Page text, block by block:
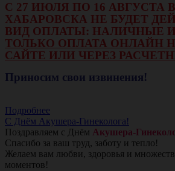
С 27 ИЮЛЯ ПО 16 АВГУСТА
ХАБАРОВСКА НЕ БУДЕТ
ВИД ОПЛАТЫ: НАЛИЧНЫЕ
ТОЛЬКО ОПЛАТА ОНЛАЙН
САЙТЕ ИЛИ ЧЕРЕЗ
Приносим свои извинения!
Подробнее
С Днём Акушера-Гинеколога!
Поздравляем с Днём Акушера-
Спасибо за ваш труд, заботу и тепло!
Желаем вам любви, здоровья и
моментов!